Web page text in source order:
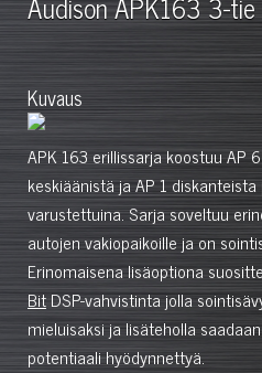
Kuvaus
APK 163 erillissarja koostuu AP
keskiäänistä ja AP 1
varustettuina. Sarja soveltuu
autojen vakiopaikoille ja on
Erinomaisena lisäoptiona
BitDSP-vahvistinta jolla
mieluisaksi ja lisäteholla
potentiaali hyödynnettyä.